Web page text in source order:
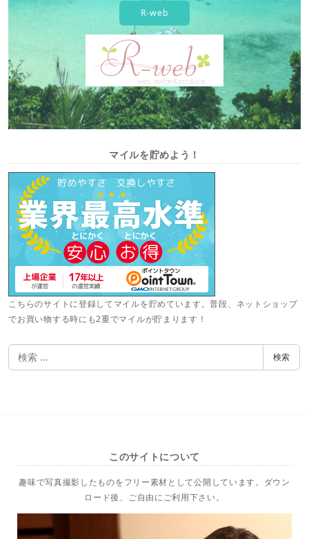
R-web
マイルを貯めよう！
こちらのサイトに登録してマイルを貯めています。普段、ネットショップ
でお買い物する時にも2重でマイルが貯まります！
検
索
検索
このサイトについて
趣味で写真撮影したものをフリー素材として公開しています。ダウン
ロード後、ご自由にご利用下さい。